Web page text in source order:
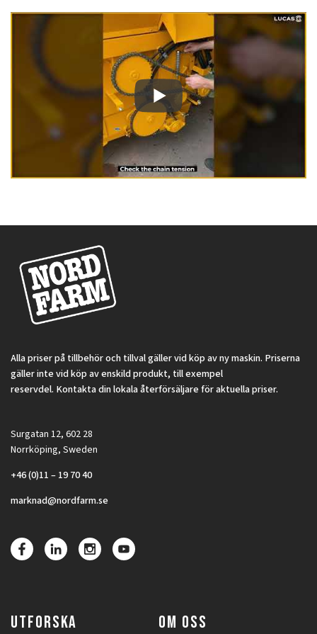
Alla priser på tillbehör och tillval gäller vid köp av ny maskin. Priserna
gäller inte vid köp av enskild produkt, till exempel
reservdel. Kontakta din lokala återförsäljare för aktuella priser.
Surgatan 12, 602 28
Norrköping, Sweden
+46 (0)11 – 19 70 40
marknad@nordfarm.se
UTFORSKA OM OSS